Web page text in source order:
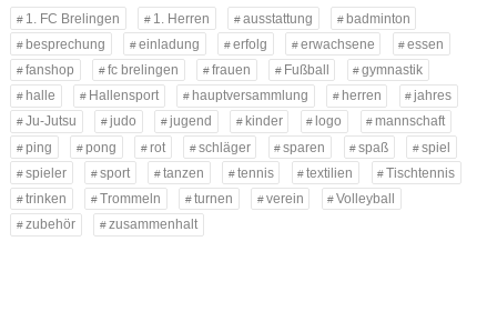
1. FC Brelingen 1. Herren ausstattung
badminton
besprechung
einladung erfolg erwachsene
essen
fanshop
fc brelingen frauen Fußball
gymnastik
halle
Hallensport hauptversammlung herren
jahres
Ju-Jutsu
judo jugend kinder logo
mannschaft
ping
pong rot schläger sparen spaß
spiel
spieler
sport tanzen tennis textilien
Tischtennis
trinken
Trommeln turnen verein
Volleyball
zubehör
zusammenhalt